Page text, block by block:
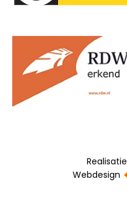
Realisatie
Webdesign